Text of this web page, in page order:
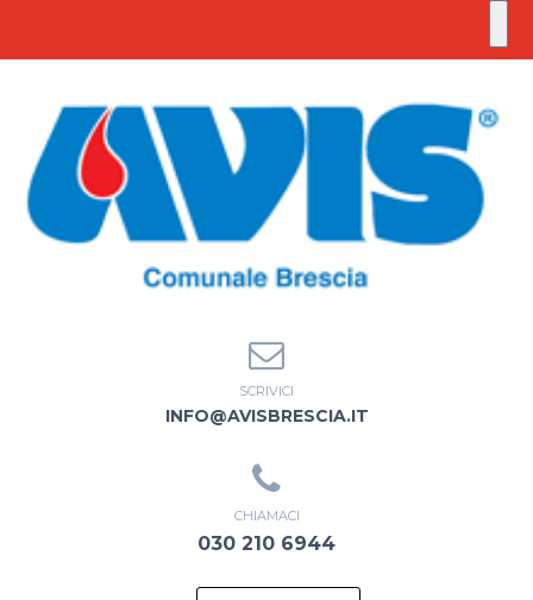
SCRIVICI
INFO@AVISBRESCIA.IT
CHIAMACI
030 210 6944